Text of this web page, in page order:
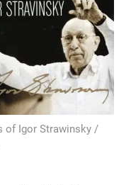
of Igor Strawinsky /